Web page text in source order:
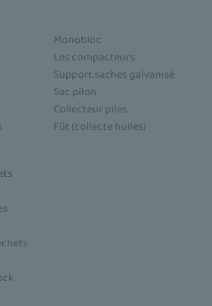
Monobloc
Les compacteurs
Support saches galvanisé
Sac pilon
Collecteur piles
Fût (collecte huiles)